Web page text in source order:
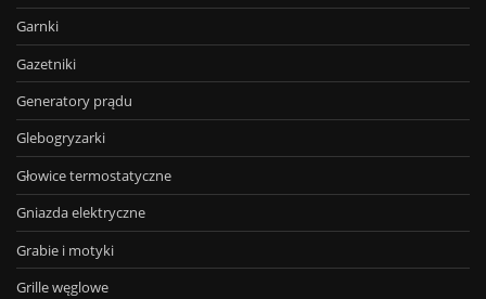
Garnki
Gazetniki
Generatory prądu
Glebogryzarki
Głowice termostatyczne
Gniazda elektryczne
Grabie i motyki
Grille węglowe